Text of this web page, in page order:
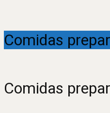
Comidas
Comidas